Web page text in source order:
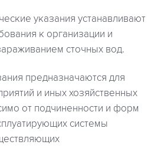
указания устанавливают
к организации и
сточных вод.
предназначаются для
и иных хозяйственных
от подчиненности и форм
системы